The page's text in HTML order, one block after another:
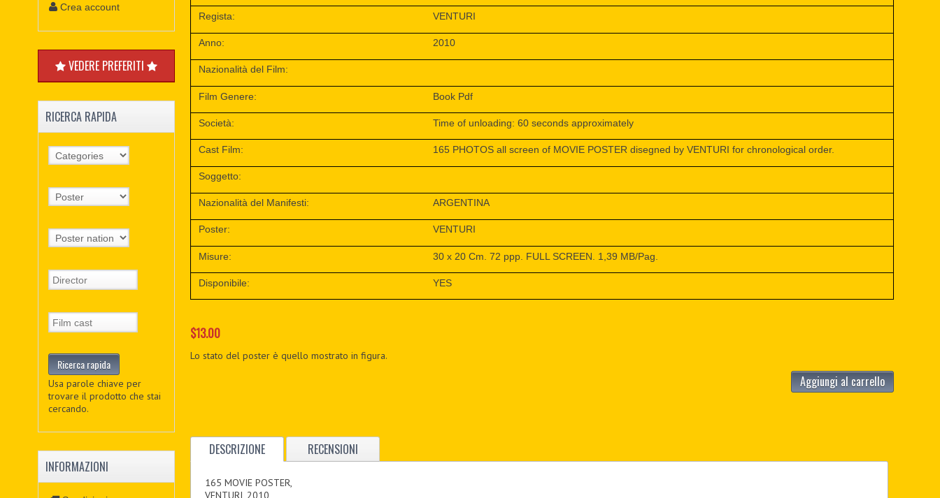
Regista: VENTURI
Anno: 2010
Nazionalità del Film:
Film Genere: Book Pdf
Società: Time of unloading: 60 seconds approximately
Cast Film: 165 PHOTOS all screen of MOVIE POSTER disegned by VENTURI for chronological order.
Soggetto:
Nazionalità del Manifesti: ARGENTINA
Poster: VENTURI
Misure: 30 x 20 Cm. 72 ppp. FULL SCREEN. 1,39 MB/Pag.
Disponibile: YES
$13.00
Lo stato del poster è quello mostrato in figura.
Aggiungi al carrello
DESCRIZIONE RECENSIONI
165 MOVIE POSTER,
VENTURI, 2010,
Crea account
VEDERE PREFERITI
RICERCA RAPIDA
Usa parole chiave per
trovare il prodotto che stai
cercando.
INFORMAZIONI